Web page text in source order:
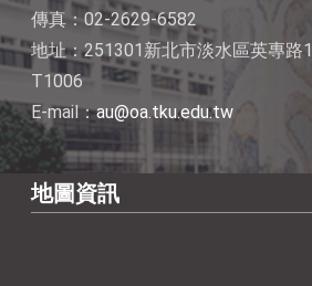
傳真：02-2629-6582
地址：251301新北市淡水區英專路
T1006
E-mail：au@oa.tku.edu.tw
地圖資訊